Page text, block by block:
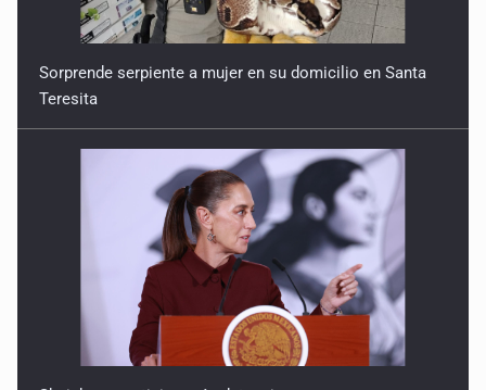
Instalan mesa de seguridad para conductores de ERT
9 de Julio de 2026
Que tiradero
10 de Julio de 2026
Detienen a conductor por amenazar con arma tras
9 de Julio de 2026
Reactivarán contraflujo en López Mateos Sur a partir del
Sorprende serpiente a mujer en su domicilio en Santa
Teresita